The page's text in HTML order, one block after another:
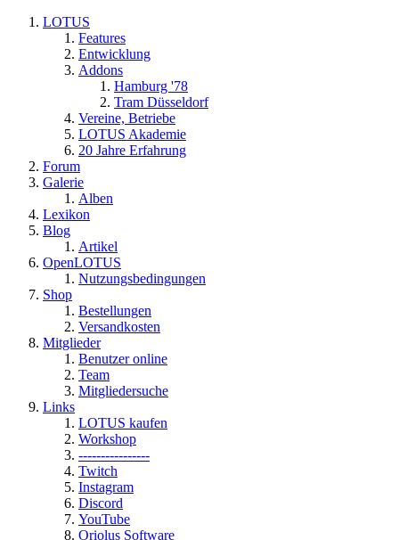
LOTUS
Features
Entwicklung
Addons
Hamburg '78
Tram Düsseldorf
Vereine, Betriebe
LOTUS Akademie
20 Jahre Erfahrung
Forum
Galerie
Alben
Lexikon
Blog
Artikel
OpenLOTUS
Nutzungsbedingungen
Shop
Bestellungen
Versandkosten
Mitglieder
Benutzer online
Team
Mitgliedersuche
Links
LOTUS kaufen
Workshop
----------------
Twitch
Instagram
Discord
YouTube
Oriolus Software